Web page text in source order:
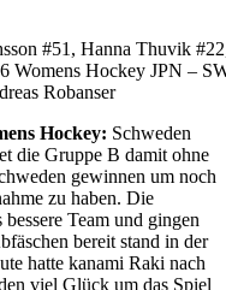
#51, Hanna Thuvik
Womens Hockey JPN –
Robanser
Hockey: Schweden
die Gruppe B damit ohne
gewinnen um noch
zu haben. Die
Team und gingen
bereit stand in der
hatte kanami Raki nach
viel Glück um das Spiel